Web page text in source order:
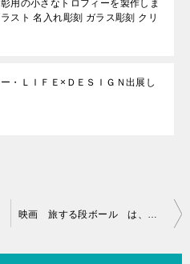
用の小さなトロフィーを製作しま
スト 名入れ彫刻 ガラス彫刻 クリ
・ＬＩＦＥ×ＤＥＳＩＧＮ出展し
映画 旅する段ボール は、とんでもなく面白かった ブラスト工房 さいたま市 蕨市 東京都 戸田市